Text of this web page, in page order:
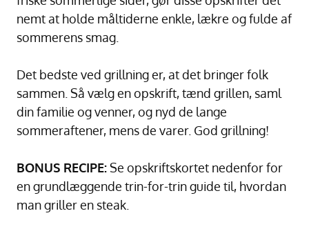
nemt at holde måltiderne enkle, lækre og fulde af
sommerens smag.
Det bedste ved grillning er, at det bringer folk
sammen. Så vælg en opskrift, tænd grillen, saml
din familie og venner, og nyd de lange
sommeraftener, mens de varer. God grillning!
BONUS RECIPE:Se opskriftskortet nedenfor for
en grundlæggende trin-for-trin guide til, hvordan
man griller en steak.